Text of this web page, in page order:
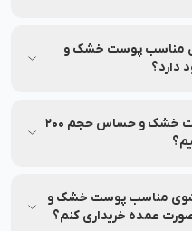
خشک و حساس حجم 200 میل لیپورکس روی بسته‌بندی
نمایید.
مناسب پوست خشک و
چرا باید ژل شستشوی مناسب پوست خشک و حساس حجم 200
پشتیبانی ۲۴ ساعته، پرداخت اقساطی، ضمانت بازگشت ۷ روزه و
مناسب پوست خشک و